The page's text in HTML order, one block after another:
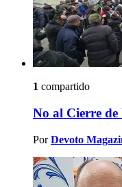
1 compartido
No al Cierre de
Por Devoto